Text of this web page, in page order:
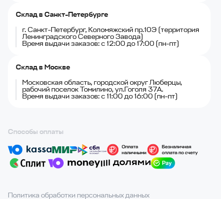
Склад в Санкт-Петербурге
г. Санкт-Петербург, Коломяжский пр.10Э (территория
Ленинградского Северного Завода)
Время выдачи заказов: с 12:00 до 17:00 (пн-пт)
Склад в Москве
Московская область, городской округ Люберцы,
рабочий поселок Томилино, ул.Гоголя 37А.
Время выдачи заказов: с 11:00 до 16:00 (пн-пт)
Способы оплаты
Политика обработки персональных данных